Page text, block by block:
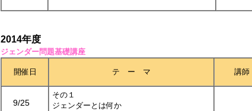
2014年度
ジェンダー問題基礎講座
開催日 テ ー マ 講師
9/25
その１
ジェンダーとは何か